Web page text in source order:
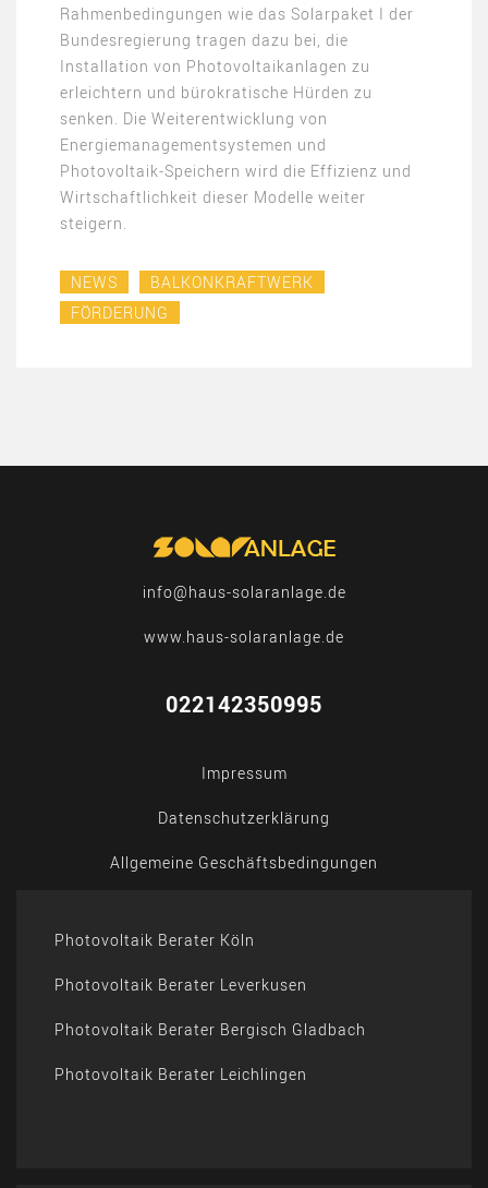
Rahmenbedingungen wie das Solarpaket I der
Bundesregierung tragen dazu bei, die
Installation von Photovoltaikanlagen zu
erleichtern und bürokratische Hürden zu
senken. Die Weiterentwicklung von
Energiemanagementsystemen und
Photovoltaik-Speichern wird die Effizienz und
Wirtschaftlichkeit dieser Modelle weiter
steigern.
NEWS
BALKONKRAFTWERK
FÖRDERUNG
info@haus-solaranlage.de
www.haus-solaranlage.de
022142350995
Impressum
Datenschutzerklärung
Allgemeine Geschäftsbedingungen
Photovoltaik Berater Köln
Photovoltaik Berater Leverkusen
Photovoltaik Berater Bergisch Gladbach
Photovoltaik Berater Leichlingen